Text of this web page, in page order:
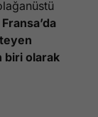
biri olarak